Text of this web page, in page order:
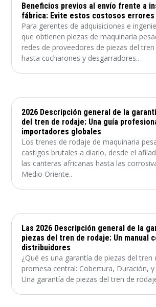
Beneficios previos al envío frente a
fábrica: Evite estos costosos errores
Para gerentes de adquisiciones e
que obtienen piezas de maquinaria
redes de proveedores de piezas del
hasta cucharones y desgarradores..
2026 Descripción general de la
del tren de rodaje: Una guía
importadores globales
Los trenes de rodaje de maquinaria
castigos brutales a diario, desde el
las canteras africanas hasta las
Medio Oriente..
Las 2026 Descripción general de la
piezas del tren de rodaje: Un manual
distribuidores
¿Qué es una garantía de piezas del tren
promesa central: Cobertura, Duración,
Una garantía de piezas del tren de